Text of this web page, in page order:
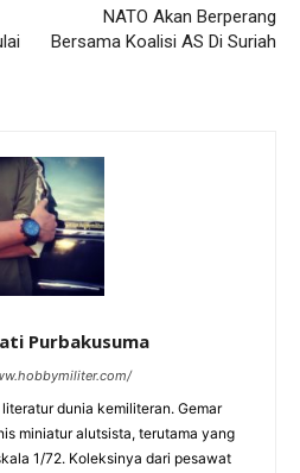
NATO Akan Berperang
Bersama Koalisi AS Di Suriah
Purbakusuma
dunia kemiliteran. Gemar
miniatur alutsista, terutama yang
1/72. Koleksinya dari pesawat